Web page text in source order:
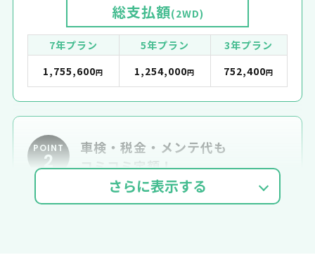
総支払額(2WD)
7年プラン 5年プラン
3年プラン
1,755,600円 1,254,000円 752,400円
POINT
2
車検・税金・メンテ代も
コミコミ定額！